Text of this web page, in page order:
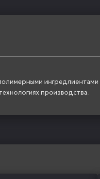
производства.